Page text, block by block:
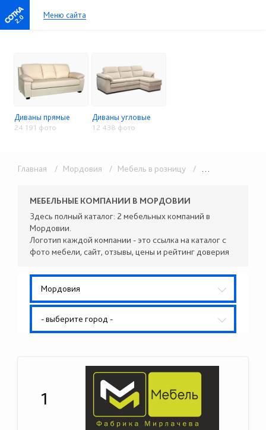
2.0 Меню сайта
Диваны прямые
24 191 фото
Диваны угловые
12 438 фото
Главная / Мордовия / Мебель в розницу / Мягкая мебель
МЕБЕЛЬНЫЕ КОМПАНИИ В МОРДОВИИ
Здесь полный каталог: 2 мебельных компаний в
Мордовии.
Логотип каждой компании - это ссылка на каталог с
фото мебели, сайт, отзывы, цены и рейтинг доверия
Мордовия
- выберите город -
1